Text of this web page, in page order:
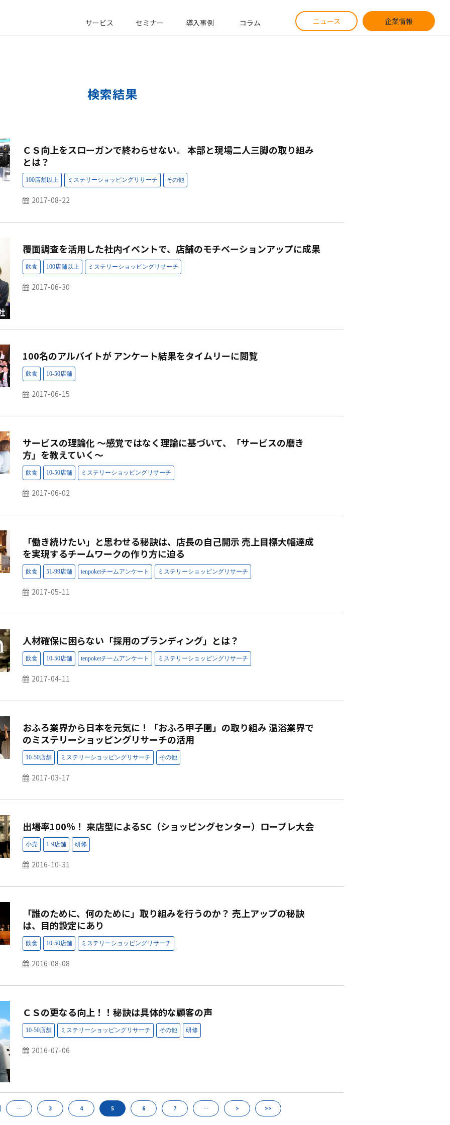
サービス セミナー 導入事例 コラム ニュース 企業情報
検索結果
ＣＳ向上をスローガンで終わらせない。 本部と現場二人三脚の取り組み
とは？
2017-08-22
覆面調査を活用した社内イベントで、店舗のモチベーションアップに成果
2017-06-30
100名のアルバイトが アンケート結果をタイムリーに閲覧
2017-06-15
サービスの理論化 ～感覚ではなく理論に基づいて、「サービスの磨き
方」を教えていく～
2017-06-02
「働き続けたい」と思わせる秘訣は、店長の自己開示 売上目標大幅達成
を実現するチームワークの作り方に迫る
2017-05-11
人材確保に困らない「採用のブランディング」とは？
2017-04-11
おふろ業界から日本を元気に！「おふろ甲子園」の取り組み 温浴業界で
のミステリーショッピングリサーチの活用
2017-03-17
出場率100％！ 来店型によるSC（ショッピングセンター）ロープレ大会
2016-10-31
「誰のために、何のために」取り組みを行うのか？ 売上アップの秘訣
は、目的設定にあり
2016-08-08
ＣＳの更なる向上！！秘訣は具体的な顧客の声
2016-07-06
… 3 4 5 6 7 … > >>